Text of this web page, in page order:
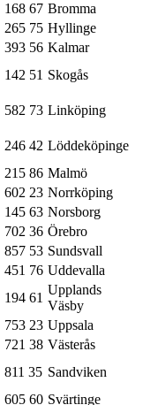
168 67 Bromma
265 75 Hyllinge
393 56 Kalmar
142 51 Skogås
582 73 Linköping
246 42 Löddeköpinge
215 86 Malmö
602 23 Norrköping
145 63 Norsborg
702 36 Örebro
857 53 Sundsvall
451 76 Uddevalla
194 61
Upplands
Väsby
753 23 Uppsala
721 38 Västerås
811 35 Sandviken
605 60 Svärtinge